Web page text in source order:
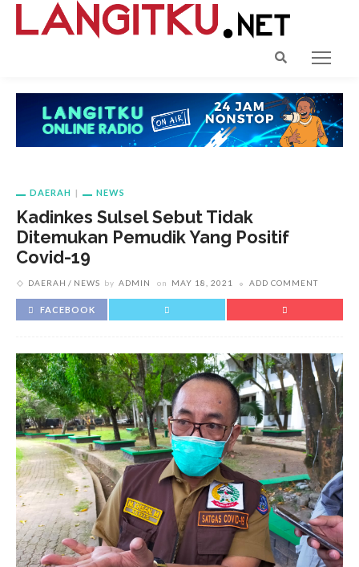
DAERAH NEWS
Kadinkes Sulsel Sebut Tidak
Ditemukan Pemudik Yang Positif
Covid-19
DAERAH NEWS by ADMIN on MAY 18, 2021 ADD COMMENT
FACEBOOK